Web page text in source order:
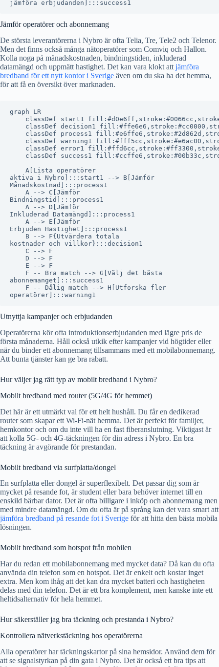
Jämför operatörer och abonnemang
De största leverantörerna i Nybro är ofta Telia, Tre, Tele2 och Telenor.
Men det finns också många nätoperatörer som Comviq och Hallon.
Kolla noga på månadskostnaden, bindningstiden, inkluderad
datamängd och uppmätt hastighet. Det kan vara klokt att jämföra
bredband för ett nytt kontor i Sverige även om du ska ha det hemma,
för att få en översikt över marknaden.
graph LR
classDef start1
classDef decision1
classDef process1
classDef warning1
classDef error1
classDef success1
    A[Lista operatörer
aktiva i Nybro]:::start1 --> B[Jämför
Månadskostnad]:::process1
    A --> C[Jämför
Bindningstid]:::process1
    A --> D[Jämför
Inkluderad Datamängd]:::process1
    A --> E[Jämför
Erbjuden Hastighet]:::process1
    B --> F{Utvärdera totala
kostnader och villkor}:::decision1
    C --> F
    D --> F
    E --> F
    F -- Bra match --> G[Välj det bästa
abonnemanget]:::success1
    F -- Dålig match --> H[Utforska fler
Utnyttja kampanjer och erbjudanden
Operatörerna kör ofta introduktionserbjudanden med lägre pris de
första månaderna. Håll också utkik efter kampanjer vid högtider eller
när du binder ett abonnemang tillsammans med ett mobilabonnemang.
Att bunta tjänster kan ge bra rabatt.
Hur väljer jag rätt typ av mobilt bredband i Nybro?
Mobilt bredband med router (5G/4G för hemmet)
Det här är ett utmärkt val för ett helt hushåll. Du får en dedikerad
router som skapar ett Wi-Fi-nät hemma. Det är perfekt för familjer,
hemkontor och om du inte vill ha en fast fiberanslutning. Viktigast är
att kolla 5G- och 4G-täckningen för din adress i Nybro. En bra
täckning är avgörande för prestandan.
Mobilt bredband via surfplatta/dongel
En surfplatta eller dongel är superflexibelt. Det passar dig som är
mycket på resande fot, är student eller bara behöver internet till en
enskild bärbar dator. Det är ofta billigare i inköp och abonnemang men
med mindre datamängd. Om du ofta är på språng kan det vara smart att
jämföra bredband på resande fot i Sverige för att hitta den bästa mobila
lösningen.
Mobilt bredband som hotspot från mobilen
Har du redan ett mobilabonnemang med mycket data? Då kan du ofta
använda din telefon som en hotspot. Det är enkelt och kostar inget
extra. Men kom ihåg att det kan dra mycket batteri och hastigheten
delas med din telefon. Det är ett bra komplement, men kanske inte ett
heltidsalternativ för hela hemmet.
Hur säkerställer jag bra täckning och prestanda i Nybro?
Kontrollera nätverkstäckning hos operatörerna
Alla operatörer har täckningskartor på sina hemsidor. Använd dem för
att se signalstyrkan på din gata i Nybro. Det är också ett bra tips att